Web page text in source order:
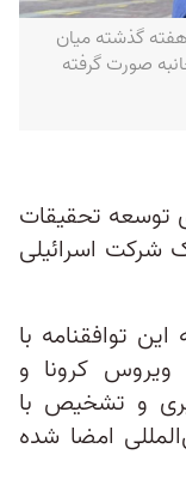
هفته گذشته میان
صورت گرفته
توسعه تحقیقات
شرکت اسرائیلی
توافقنامه با
کرونا و
و تشخیص با
امضا شده